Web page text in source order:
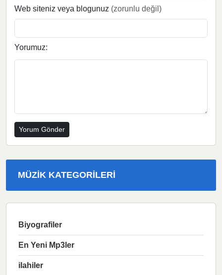
Web siteniz veya blogunuz (zorunlu değil)
Yorumuz:
MÜZIK KATEGORILERI
Biyografiler
En Yeni Mp3ler
ilahiler